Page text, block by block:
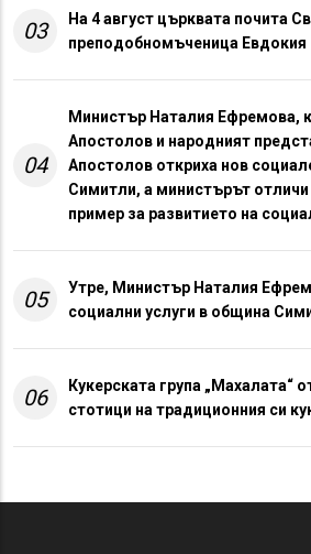
03
На 4 август църквата почита
преподобномъченица Евдокия
04
Министър Наталия Ефремова,
Апостолов и народният
Апостолов откриха нов
Симитли, а министърът
пример за развитието на
05
Утре, Министър Наталия
социални услуги в община
06
Кукерската група „Махалата“
стотици на традиционния си